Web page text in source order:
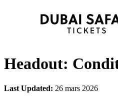
Headout:
Last Updated: 26 mars 2026